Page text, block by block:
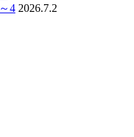
4 2026.7.2